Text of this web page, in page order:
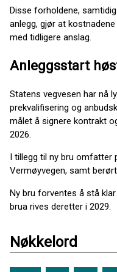
Disse forholdene,
anlegg, gjør at
med tidligere anslag.
Anleggsstart
Statens vegvesen har nå
prekvalifisering og
målet å signere kontrakt
2026.
I tillegg til ny bru omfatter
Vermøyvegen, samt
Ny bru forventes å stå
brua rives deretter i 2029.
Nøkkelord